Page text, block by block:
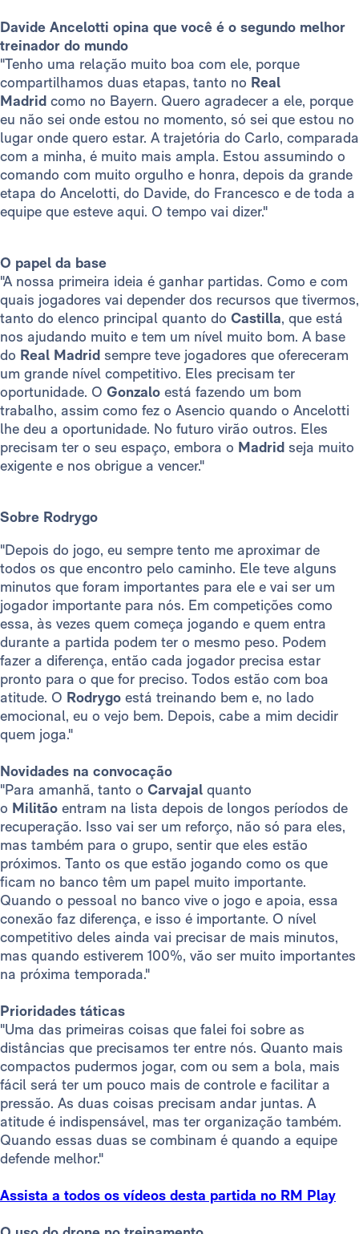
Davide Ancelotti opina que você é o segundo melhor
treinador do mundo
"Tenho uma relação muito boa com ele, porque
compartilhamos duas etapas, tanto no Real
Madrid como no Bayern. Quero agradecer a ele, porque
eu não sei onde estou no momento, só sei que estou no
lugar onde quero estar. A trajetória do Carlo, comparada
com a minha, é muito mais ampla. Estou assumindo o
comando com muito orgulho e honra, depois da grande
etapa do Ancelotti, do Davide, do Francesco e de toda a
equipe que esteve aqui. O tempo vai dizer."
O papel da base
"A nossa primeira ideia é ganhar partidas. Como e com
quais jogadores vai depender dos recursos que tivermos,
tanto do elenco principal quanto do Castilla, que está
nos ajudando muito e tem um nível muito bom. A base
do Real Madrid sempre teve jogadores que ofereceram
um grande nível competitivo. Eles precisam ter
oportunidade. O Gonzalo está fazendo um bom
trabalho, assim como fez o Asencio quando o Ancelotti
lhe deu a oportunidade. No futuro virão outros. Eles
precisam ter o seu espaço, embora o Madrid seja muito
exigente e nos obrigue a vencer."
Sobre Rodrygo
"Depois do jogo, eu sempre tento me aproximar de
todos os que encontro pelo caminho. Ele teve alguns
minutos que foram importantes para ele e vai ser um
jogador importante para nós. Em competições como
essa, às vezes quem começa jogando e quem entra
durante a partida podem ter o mesmo peso. Podem
fazer a diferença, então cada jogador precisa estar
pronto para o que for preciso. Todos estão com boa
atitude. O Rodrygo está treinando bem e, no lado
emocional, eu o vejo bem. Depois, cabe a mim decidir
quem joga."
Novidades na convocação
"Para amanhã, tanto o Carvajal quanto
o Militão entram na lista depois de longos períodos de
recuperação. Isso vai ser um reforço, não só para eles,
mas também para o grupo, sentir que eles estão
próximos. Tanto os que estão jogando como os que
ficam no banco têm um papel muito importante.
Quando o pessoal no banco vive o jogo e apoia, essa
conexão faz diferença, e isso é importante. O nível
competitivo deles ainda vai precisar de mais minutos,
mas quando estiverem 100%, vão ser muito importantes
na próxima temporada."
Prioridades táticas
"Uma das primeiras coisas que falei foi sobre as
distâncias que precisamos ter entre nós. Quanto mais
compactos pudermos jogar, com ou sem a bola, mais
fácil será ter um pouco mais de controle e facilitar a
pressão. As duas coisas precisam andar juntas. A
atitude é indispensável, mas ter organização também.
Quando essas duas se combinam é quando a equipe
defende melhor."
Assista a todos os vídeos desta partida no RM Play